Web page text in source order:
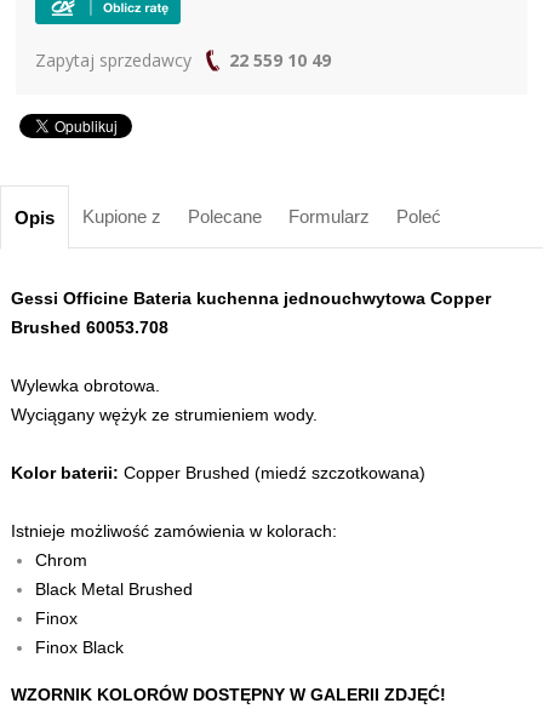
Zapytaj sprzedawcy 22 559 10 49
Opis Kupione z Polecane Formularz Poleć
Gessi Officine Bateria kuchenna jednouchwytowa Copper
Brushed 60053.708
Wylewka obrotowa.
Wyciągany wężyk ze strumieniem wody.
Kolor baterii: Copper Brushed (miedź szczotkowana)
Istnieje możliwość zamówienia w kolorach:
Chrom
Black Metal Brushed
Finox
Finox Black
WZORNIK KOLORÓW DOSTĘPNY W GALERII ZDJĘĆ!